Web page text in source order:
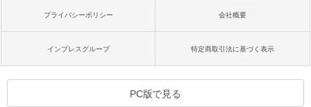
プライバシーポリシー 会社概要
インプレスグループ 特定商取引法に基づく表示
PC版で見る